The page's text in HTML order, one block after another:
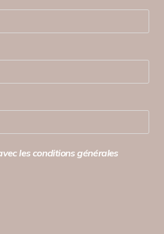
les conditions générales